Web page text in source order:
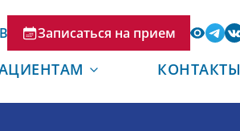
Записаться на прием
КОНТАКТЫ